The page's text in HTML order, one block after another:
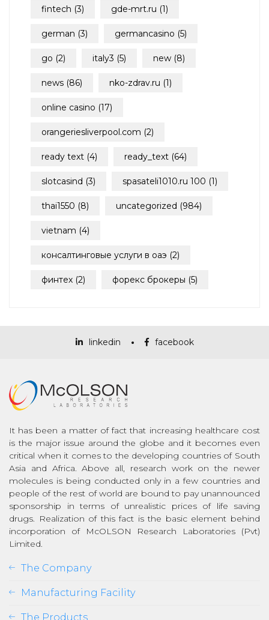
fintech (3) gde-mrt.ru (1)
german (3) germancasino (5)
go (2) italy3 (5) new (8)
news (86) nko-zdrav.ru (1)
online casino (17)
orangeriesliverpool.com (2)
ready text (4) ready_text (64)
slotcasind (3) spasateli1010.ru 100 (1)
thai1550 (8) uncategorized (984)
vietnam (4)
консалтинговые услуги в оаэ (2)
финтех (2) форекс брокеры (5)
linkedin facebook
It has been a matter of fact that increasing healthcare cost
is the major issue around the globe and it becomes even
critical when it comes to the developing countries of South
Asia and Africa. Above all, research work on the newer
molecules is being conducted only in a few countries and
people of the rest of world are bound to pay unannounced
sponsorship in terms of unrealistic prices of life saving
drugs. Realization of this fact is the basic element behind
incorporation of McOLSON Research Laboratories (Pvt)
Limited.
The Company
Manufacturing Facility
The Products